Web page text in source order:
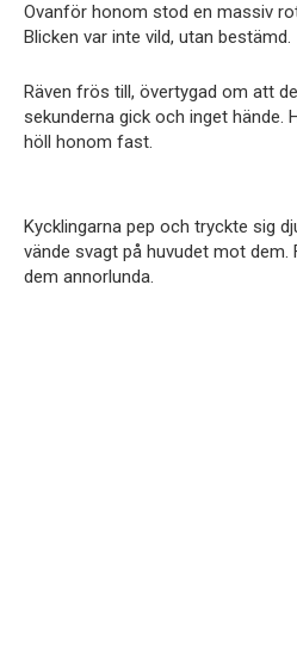
Ovanför honom stod en massiv
Blicken var inte vild, utan bestämd.
Räven frös till, övertygad om att
sekunderna gick och inget hände.
höll honom fast.
Kycklingarna pep och tryckte sig
vände svagt på huvudet mot
dem annorlunda.